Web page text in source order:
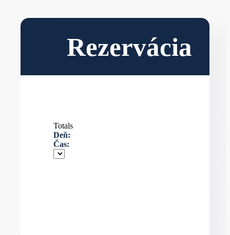
Rezervácia
Deň:
Čas:
Totals